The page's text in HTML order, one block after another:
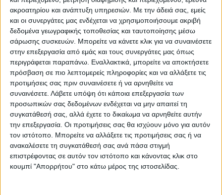
ακροατηρίου και ανάπτυξη υπηρεσιών. Με την άδειά σας, εμείς
και οι συνεργάτες μας ενδέχεται να χρησιμοποιήσουμε ακριβή
δεδομένα γεωγραφικής τοποθεσίας και ταυτοποίησης μέσω
σάρωσης συσκευών. Μπορείτε να κάνετε κλικ για να συναινέσετε
στην επεξεργασία από εμάς και τους συνεργάτες μας όπως
περιγράφεται παραπάνω. Εναλλακτικά, μπορείτε να αποκτήσετε
πρόσβαση σε πιο λεπτομερείς πληροφορίες και να αλλάξετε τις
προτιμήσεις σας πριν συναινέσετε ή να αρνηθείτε να
συναινέσετε. Λάβετε υπόψη ότι κάποια επεξεργασία των
προσωπικών σας δεδομένων ενδέχεται να μην απαιτεί τη
συγκατάθεσή σας, αλλά έχετε το δικαίωμα να αρνηθείτε αυτήν
την επεξεργασία. Οι προτιμήσεις σας θα ισχύουν μόνο για αυτόν
τον ιστότοπο. Μπορείτε να αλλάξετε τις προτιμήσεις σας ή να
ανακαλέσετε τη συγκατάθεσή σας ανά πάσα στιγμή
επιστρέφοντας σε αυτόν τον ιστότοπο και κάνοντας κλικ στο
κουμπί "Απορρήτου" στο κάτω μέρος της ιστοσελίδας.
ΝΕΟΣ ΑΓΩΝ
https://neosagon.gr
Η Αρχαιότερη Καθημερινή Πρωινή Εφημερίδα της Καρδίτσας
ΠΑΡΟΜΟΙΑ ΑΡΘΡΑ